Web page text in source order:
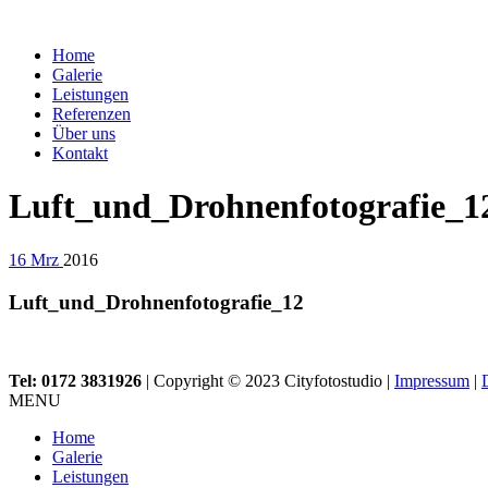
Home
Galerie
Leistungen
Referenzen
Über uns
Kontakt
16 Mrz 2016
Luft_und_Drohnenfotografie_12
Tel: 0172 3831926 | Copyright © 2023 Cityfotostudio | Impressum |
MENU
Home
Galerie
Leistungen